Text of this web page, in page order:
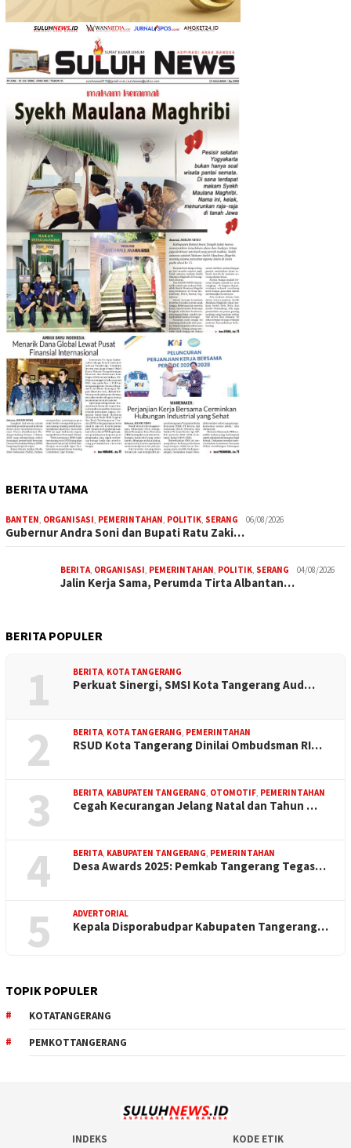
BERITA UTAMA
BANTEN ORGANISASI PEMERINTAHAN POLITIK SERANG 06/08/2026
Gubernur Andra Soni dan Bupati Ratu Zaki…
BERITA ORGANISASI PEMERINTAHAN POLITIK SERANG 04/08/2026
Jalin Kerja Sama, Perumda Tirta Albantan…
BERITA POPULER
1 BERITA KOTA TANGERANG
Perkuat Sinergi, SMSI Kota Tangerang Aud…
2 BERITA KOTA TANGERANG PEMERINTAHAN
RSUD Kota Tangerang Dinilai Ombudsman RI…
3 BERITA KABUPATEN TANGERANG OTOMOTIF PEMERINTAHAN
Cegah Kecurangan Jelang Natal dan Tahun …
4 BERITA KABUPATEN TANGERANG PEMERINTAHAN
Desa Awards 2025: Pemkab Tangerang Tegas…
5 ADVERTORIAL
Kepala Disporabudpar Kabupaten Tangerang…
TOPIK POPULER
KOTATANGERANG
PEMKOTTANGERANG
INDEKS KODE ETIK